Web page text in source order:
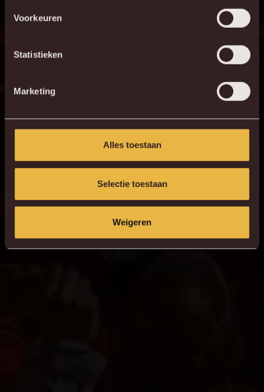
Voorkeuren
Statistieken
Marketing
Alles toestaan
Selectie toestaan
Weigeren
19 K. Mrabti
20 G. Engvall